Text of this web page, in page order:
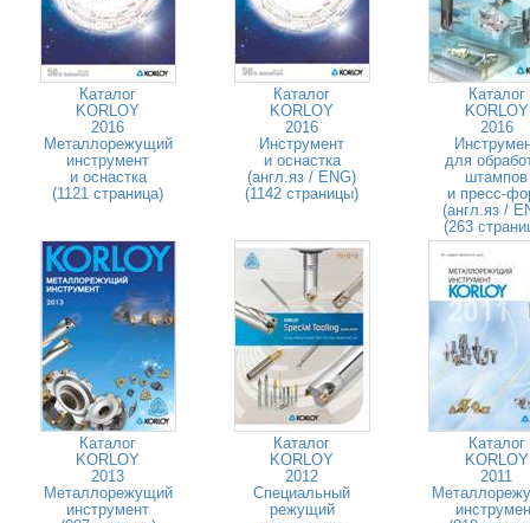
Каталог
KORLOY
2016
Металлорежущий
инструмент
и оснастка
(1121 страница)
Каталог
KORLOY
2016
Инструмент
и оснастка
(англ.яз / ENG)
(1142 страницы)
Каталог
KORLOY
2016
для
штампов
и пресс-
(англ.яз /
(263
Каталог
KORLOY
2013
Металлорежущий
инструмент
Каталог
KORLOY
2012
Специальный
режущий
Каталог
KORLOY
2011